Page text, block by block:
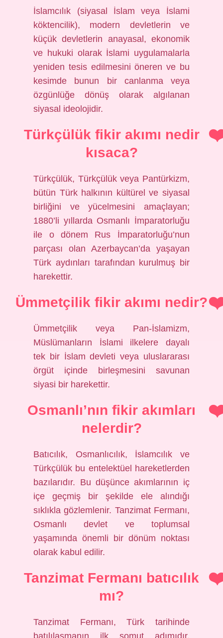
İslamcılık (siyasal İslam veya İslami
köktencilik), modern devletlerin ve
küçük devletlerin anayasal, ekonomik
ve hukuki olarak İslami uygulamalarla
yeniden tesis edilmesini öneren ve bu
kesimde bunun bir canlanma veya
özgünlüğe dönüş olarak algılanan
siyasal ideolojidir.
Türkçülük fikir akımı nedir
kısaca?
Türkçülük, Türkçülük veya Pantürkizm,
bütün Türk halkının kültürel ve siyasal
birliğini ve yücelmesini amaçlayan;
1880’li yıllarda Osmanlı İmparatorluğu
ile o dönem Rus İmparatorluğu’nun
parçası olan Azerbaycan’da yaşayan
Türk aydınları tarafından kurulmuş bir
harekettir.
Ümmetçilik fikir akımı nedir?
Ümmetçilik veya Pan-İslamizm,
Müslümanların İslami ilkelere dayalı
tek bir İslam devleti veya uluslararası
örgüt içinde birleşmesini savunan
siyasi bir harekettir.
Osmanlı’nın fikir akımları
nelerdir?
Batıcılık, Osmanlıcılık, İslamcılık ve
Türkçülük bu entelektüel hareketlerden
bazılarıdır. Bu düşünce akımlarının iç
içe geçmiş bir şekilde ele alındığı
sıklıkla gözlemlenir. Tanzimat Fermanı,
Osmanlı devlet ve toplumsal
yaşamında önemli bir dönüm noktası
olarak kabul edilir.
Tanzimat Fermanı batıcılık
mı?
Tanzimat Fermanı, Türk tarihinde
batılılaşmanın ilk somut adımıdır.